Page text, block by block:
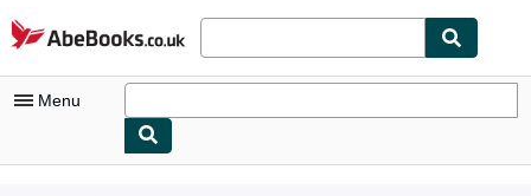
Skip to main content
AbeBooks.co.uk
Menu